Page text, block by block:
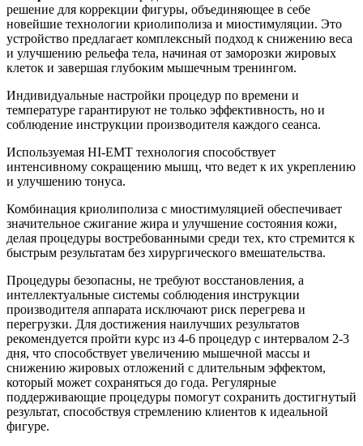
решение для коррекции фигуры, объединяющее в себе
новейшие технологии криолиполиза и миостимуляции. Это
устройство предлагает комплексный подход к снижению веса
и улучшению рельефа тела, начиная от заморозки жировых
клеток и завершая глубоким мышечным тренингом.
Индивидуальные настройки процедур по времени и
температуре гарантируют не только эффективность, но и
соблюдение инструкции производителя каждого сеанса.
Используемая HI-EMT технология способствует
интенсивному сокращению мышц, что ведет к их укреплению
и улучшению тонуса.
Комбинация криолиполиза с миостимуляцией обеспечивает
значительное сжигание жира и улучшение состояния кожи,
делая процедуры востребованными среди тех, кто стремится к
быстрым результатам без хирургического вмешательства.
Процедуры безопасны, не требуют восстановления, а
интеллектуальные системы соблюдения инструкции
производителя аппарата исключают риск перегрева и
перегрузки. Для достижения наилучших результатов
рекомендуется пройти курс из 4-6 процедур с интервалом 2-3
дня, что способствует увеличению мышечной массы и
снижению жировых отложений с длительным эффектом,
который может сохраняться до года. Регулярные
поддерживающие процедуры помогут сохранить достигнутый
результат, способствуя стремлению клиентов к идеальной
фигуре.